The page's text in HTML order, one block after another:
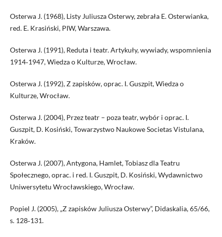
Osterwa J. (1968), Listy Juliusza Osterwy, zebrała E. Osterwianka,
red. E. Krasiński, PIW, Warszawa.
Osterwa J. (1991), Reduta i teatr. Artykuły, wywiady, wspomnienia
1914‑1947, Wiedza o Kulturze, Wrocław.
Osterwa J. (1992), Z zapisków, oprac. I. Guszpit, Wiedza o
Kulturze, Wrocław.
Osterwa J. (2004), Przez teatr – poza teatr, wybór i oprac. I.
Guszpit, D. Kosiński, Towarzystwo Naukowe Societas Vistulana,
Kraków.
Osterwa J. (2007), Antygona, Hamlet, Tobiasz dla Teatru
Społecznego, oprac. i red. I. Guszpit, D. Kosiński, Wydawnictwo
Uniwersytetu Wrocławskiego, Wrocław.
Popiel J. (2005), „Z zapisków Juliusza Osterwy”, Didaskalia, 65/66,
s. 128‑131.